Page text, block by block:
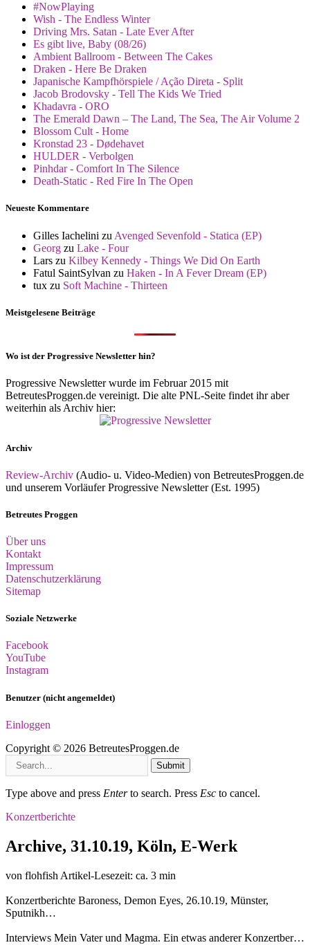
#NowPlaying
Wish - The Endless Winter
Driving Mrs. Satan - Late Ever After
Es gibt live, Baby (08/26)
Ambient Ballroom - Between The Cakes
Draken - Here Be Draken
Japanische Kampfhörspiele / Ação Direta - Split
Jacob Brodovsky - Tell The Kids We Tried
Khadavra - ORO
The Emerald Dawn – The Land, The Sea, The Air Volume 2
Blossom Cult - Home
Kronstad 23 - Dødehavet
HULDER - Verbolgen
Pinhdar - Comfort In The Silence
Death-Static - Red Fire In The Open
Neueste Kommentare
Gilles Iachelini zu Avenged Sevenfold - Statica (EP)
Georg zu Lake - Four
Lars zu Kilbey Kennedy - Things We Did On Earth
Fatul SaintSylvan zu Haken - In A Fever Dream (EP)
tux zu Soft Machine - Thirteen
Meistgelesene Beiträge
Wo ist der Progressive Newsletter hin?
Progressive Newsletter wurde im Februar 2015 mit
BetreutesProggen.de vereinigt. Die alte PNL-Seite findet ihr aber
weiterhin als Archiv hier:
Archiv
Review-Archiv (Audio- u. Video-Medien) von BetreutesProggen.de
und unserem Vorläufer Progressive Newsletter (Est. 1995)
Betreutes Proggen
Über uns
Kontakt
Impressum
Datenschutzerklärung
Sitemap
Soziale Netzwerke
Facebook
YouTube
Instagram
Benutzer (nicht angemeldet)
Einloggen
Copyright © 2026 BetreutesProggen.de
Submit
Type above and press Enterto search. Press Esc to cancel.
Konzertberichte
Archive, 31.10.19, Köln, E-Werk
von flohfish Artikel-Lesezeit: ca. 3 min
Konzertberichte Baroness, Demon Eyes, 26.10.19, Münster,
Sputnikh…
Interviews Mein Vater und Magma. Ein etwas anderer Konzertber…